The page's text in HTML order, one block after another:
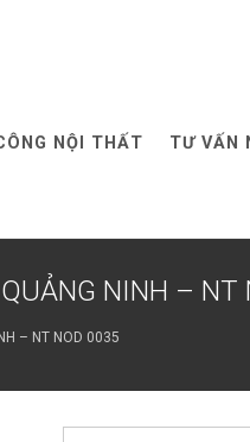
NỘI THẤT TƯ VẤN
NINH – NT
– NT NOD 0035